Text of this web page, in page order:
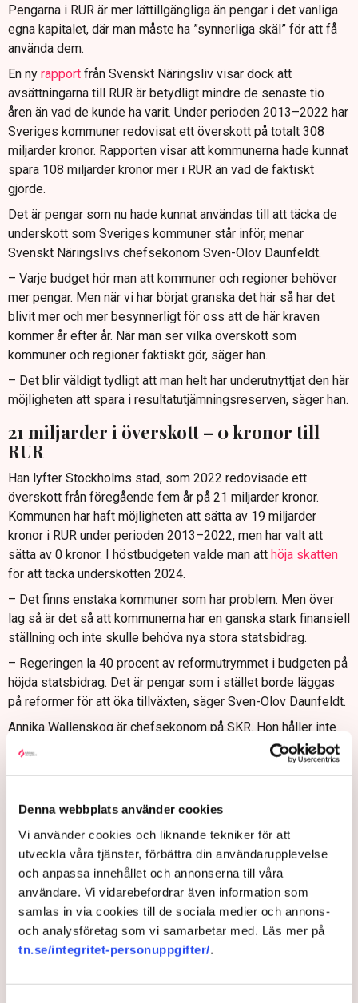
Denna webbplats använder cookies
Vi använder cookies och liknande tekniker för att
utveckla våra tjänster, förbättra din användarupplevelse
och anpassa innehållet och annonserna till våra
användare. Vi vidarebefordrar även information som
samlas in via cookies till de sociala medier och annons-
och analysföretag som vi samarbetar med. Läs mer på
tn.se/integritet-personuppgifter/.
Pengarna i RUR är mer lättillgängliga än pengar i det vanliga
egna kapitalet, där man måste ha ”synnerliga skäl” för att få
använda dem.
En ny rapport från Svenskt Näringsliv visar dock att
avsättningarna till RUR är betydligt mindre de senaste tio
åren än vad de kunde ha varit. Under perioden 2013–2022 har
Sveriges kommuner redovisat ett överskott på totalt 308
miljarder kronor. Rapporten visar att kommunerna hade kunnat
spara 108 miljarder kronor mer i RUR än vad de faktiskt
gjorde.
Det är pengar som nu hade kunnat användas till att täcka de
underskott som Sveriges kommuner står inför, menar
Svenskt Näringslivs chefsekonom Sven-Olov Daunfeldt.
– Varje budget hör man att kommuner och regioner behöver
mer pengar. Men när vi har börjat granska det här så har det
blivit mer och mer besynnerligt för oss att de här kraven
kommer år efter år. När man ser vilka överskott som
kommuner och regioner faktiskt gör, säger han.
– Det blir väldigt tydligt att man helt har underutnyttjat den här
möjligheten att spara i resultatutjämningsreserven, säger han.
21 miljarder i överskott – 0 kronor till
RUR
Han lyfter Stockholms stad, som 2022 redovisade ett
överskott från föregående fem år på 21 miljarder kronor.
Kommunen har haft möjligheten att sätta av 19 miljarder
kronor i RUR under perioden 2013–2022, men har valt att
sätta av 0 kronor. I höstbudgeten valde man att höja skatten
för att täcka underskotten 2024.
– Det finns enstaka kommuner som har problem. Men över
lag så är det så att kommunerna har en ganska stark finansiell
ställning och inte skulle behöva nya stora statsbidrag.
– Regeringen la 40 procent av reformutrymmet i budgeten på
höjda statsbidrag. Det är pengar som i stället borde läggas
på reformer för att öka tillväxten, säger Sven-Olov Daunfeldt.
Annika Wallenskog är chefsekonom på SKR. Hon håller inte
med om att kommunerna generellt borde sparat mer i RUR,
och att ökade statsbidrag därmed inte hade varit nödvändigt.
alla väljer hur de vill jobba långsiktigt med sin ekonomi.
Resultaten skiljer sig väldigt mycket mellan kommunerna.
Många små kommuner har inte haft råd att sätta av, då
balanskravsresultaten inte varit tillräckligt starka. Andra
kommuner har valt att inte sätta av till RUR då de har stark
finansiell ställning och i stället kan hänvisa till synnerliga skäl
och gå med underskott och inte behöva återställa resultatet”,
skriver hon i ett mejl till TN.
betalningsberedskap. Dvs måste ha pengar för att betala